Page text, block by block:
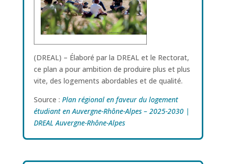
(DREAL) – Élaboré par la DREAL et le Rectorat,
ce plan a pour ambition de produire plus et plus
vite, des logements abordables et de qualité.
Source : Plan régional en faveur du logement
étudiant en Auvergne-Rhône-Alpes – 2025-2030 |
DREAL Auvergne-Rhône-Alpes